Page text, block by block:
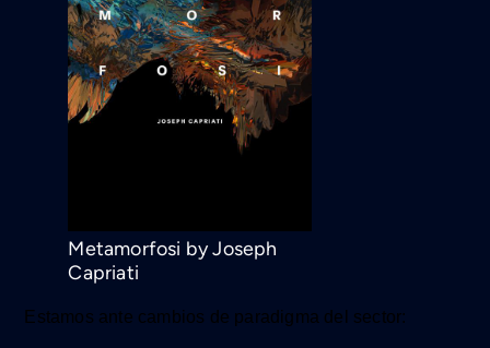
Metamorfosi byJoseph
Capriati
Estamos ante cambios de paradigma del sector: